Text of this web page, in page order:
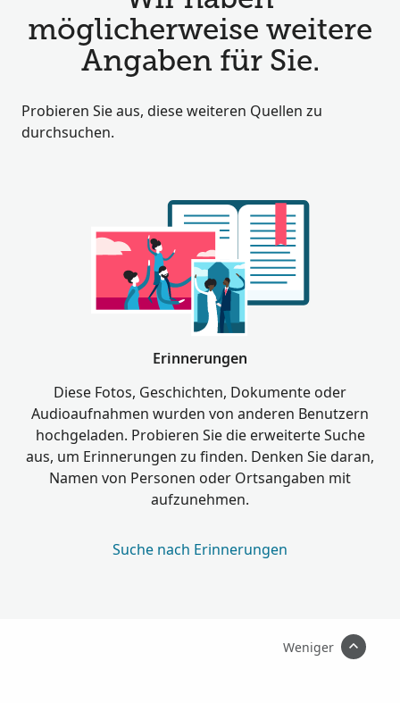
möglicherweise weitere
Angaben für Sie.
Probieren Sie aus, diese weiteren Quellen zu
durchsuchen.
Erinnerungen
Diese Fotos, Geschichten, Dokumente oder
Audioaufnahmen wurden von anderen Benutzern
hochgeladen. Probieren Sie die erweiterte Suche
aus, um Erinnerungen zu finden. Denken Sie daran,
Namen von Personen oder Ortsangaben mit
aufzunehmen.
Suche nach Erinnerungen
Weniger